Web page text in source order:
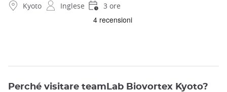
Kyoto Inglese 3 ore
Perché visitare teamLab Biovortex Kyoto?